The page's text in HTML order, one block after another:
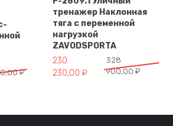
₽
составляла 364 550,00 ₽.
₽.
тренажер Наклонная
тяга с переменной
нагрузкой
ZAVODSPORTA
328
900,00 ₽
Первоначальная цена
230
230,00 ₽
Текущая цена: 230 230,00 ₽.